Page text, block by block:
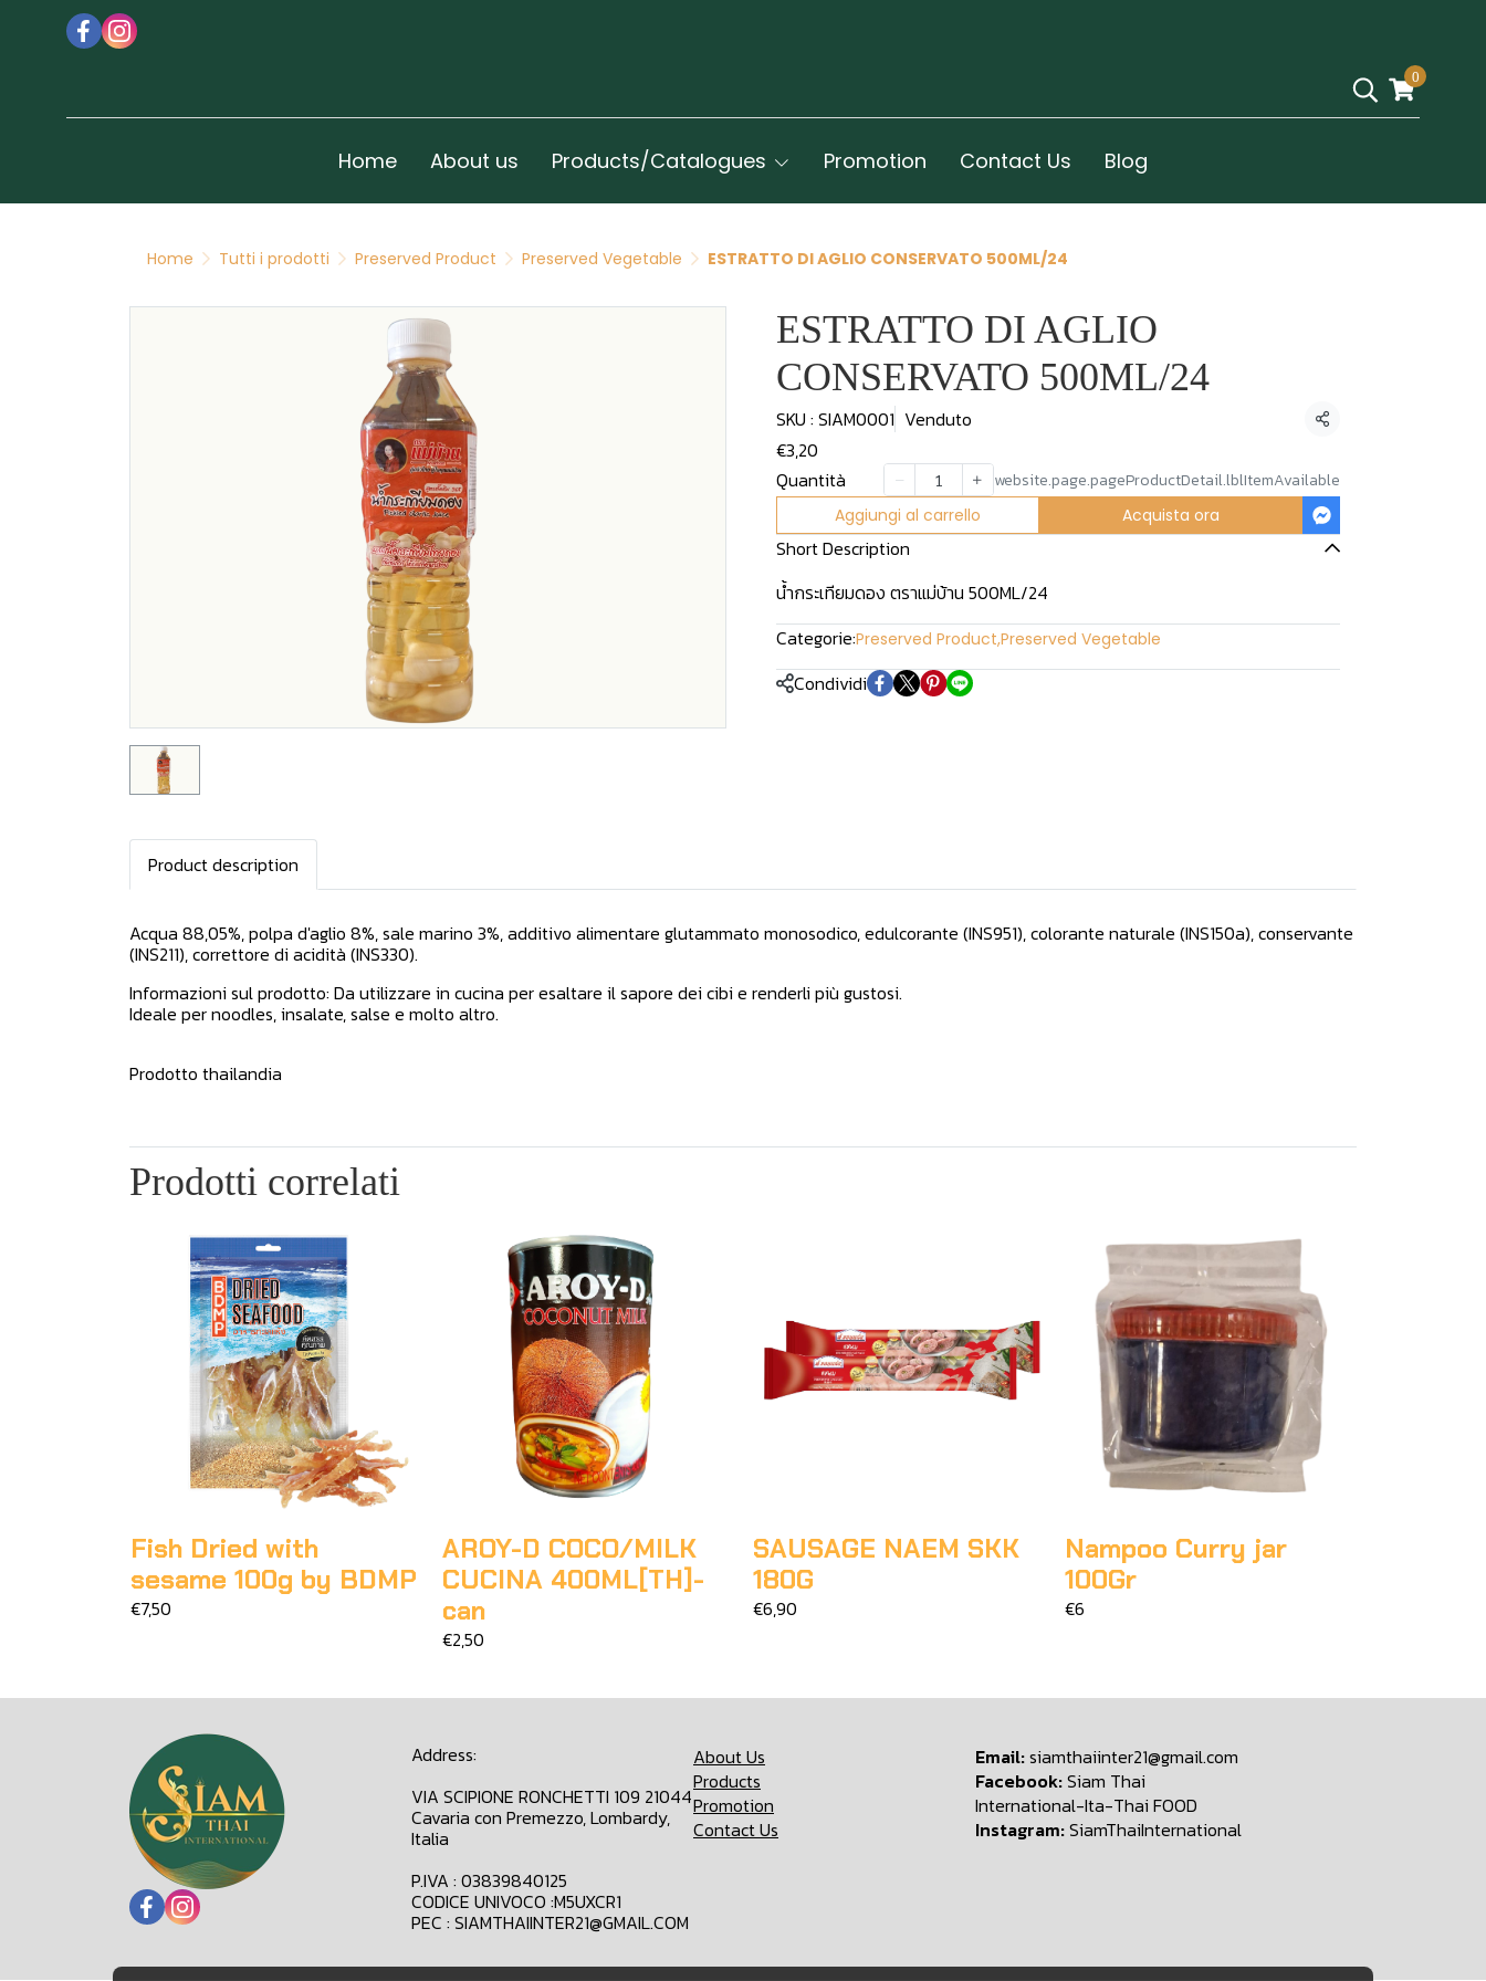
0
Home About us Products/Catalogues Promotion Contact Us Blog
Home Tutti i prodotti Preserved Product Preserved Vegetable ESTRATTO DI AGLIO CONSERVATO 500ML/24
ESTRATTO DI AGLIO
CONSERVATO 500ML/24
SKU : SIAM0001 Venduto Condividi
€3,20
Quantità
website.page.pageProductDetail.lblItemAvailable
Aggiungi al carrello Acquista ora
Short Description
น้ำกระเทียมดอง ตราแม่บ้าน 500ML/24
Categorie:Preserved Product,Preserved Vegetable
Condividi
Product description
Acqua 88,05%, polpa d'aglio 8%, sale marino 3%, additivo alimentare glutammato monosodico, edulcorante (INS951), colorante naturale (INS150a), conservante
(INS211), correttore di acidità (INS330).
Informazioni sul prodotto: Da utilizzare in cucina per esaltare il sapore dei cibi e renderli più gustosi.
Ideale per noodles, insalate, salse e molto altro.
Prodotto thailandia
Prodotti correlati
Fish Dried with
sesame 100g by BDMP
€7,50
AROY-D COCO/MILK
CUCINA 400ML[TH]-
can
€2,50
SAUSAGE NAEM SKK
180G
€6,90
Nampoo Curry jar
100Gr
€6
Address:
VIA SCIPIONE RONCHETTI 109 21044
Cavaria con Premezzo, Lombardy,
Italia
P.IVA : 03839840125
CODICE UNIVOCO :M5UXCR1
PEC : SIAMTHAIINTER21@GMAIL.COM
About Us
Products
Promotion
Contact Us
Email:siamthaiinter21@gmail.com
Facebook:Siam Thai
International-Ita-Thai FOOD
Instagram:SiamThaiInternational